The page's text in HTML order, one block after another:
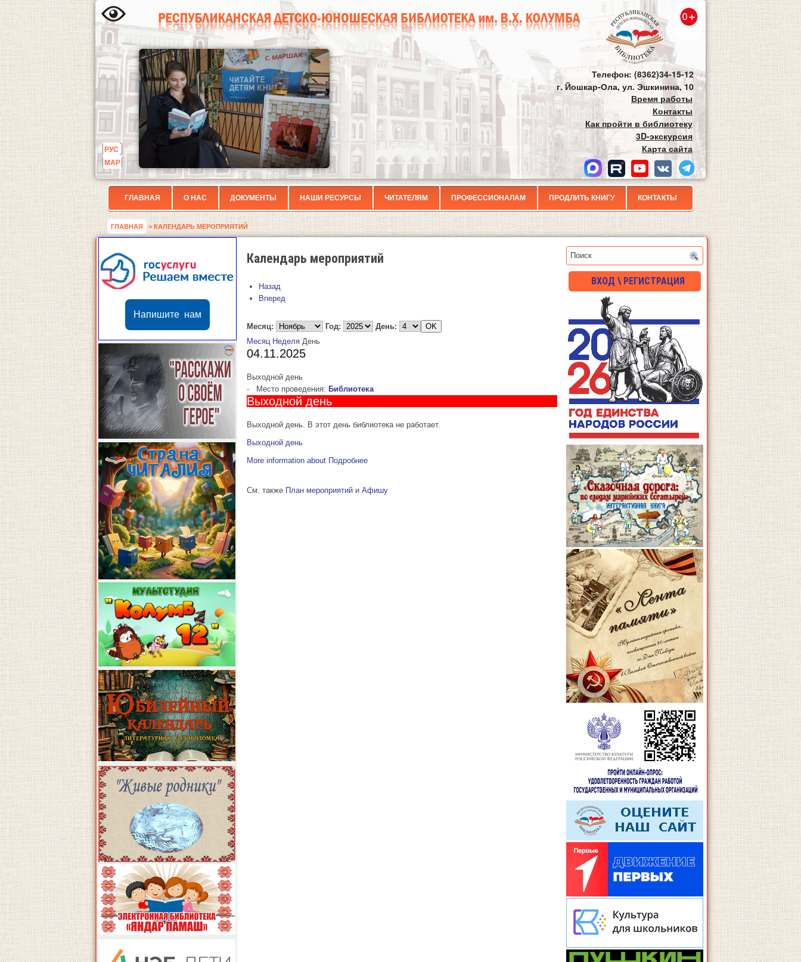
РУС
МАР
Телефон: (8362)34-15-12
г. Йошкар-Ола, ул. Эшкинина, 10
Время работы
Контакты
Как пройти в библиотеку
3D-экскурсия
Карта сайта
ГЛАВНАЯ О НАС ДОКУМЕНТЫ НАШИ РЕСУРСЫ ЧИТАТЕЛЯМ ПРОФЕССИОНАЛАМ ПРОДЛИТЬ КНИГУ КОНТАКТЫ
ГЛАВНАЯ > КАЛЕНДАРЬ МЕРОПРИЯТИЙ
Напишите нам
Календарь мероприятий
Назад
Вперед
Месяц: Год:
День:
Месяц Неделя День
04.11.2025
Выходной день
-
Место проведения: Библиотека
Выходной день
Выходной день. В этот день библиотека не работает.
Выходной день
More information about Подробнее
См. также План мероприятий и Афишу
ВХОД \ РЕГИСТРАЦИЯ